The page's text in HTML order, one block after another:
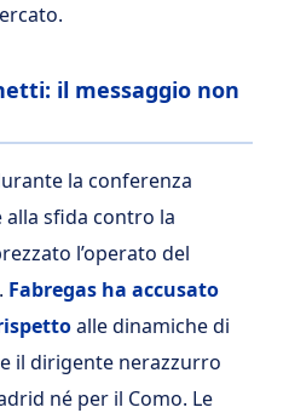
il messaggio non
la conferenza
sfida contro la
l’operato del
Fabregas ha accusato
alle dinamiche di
il dirigente nerazzurro
né per il Como. Le